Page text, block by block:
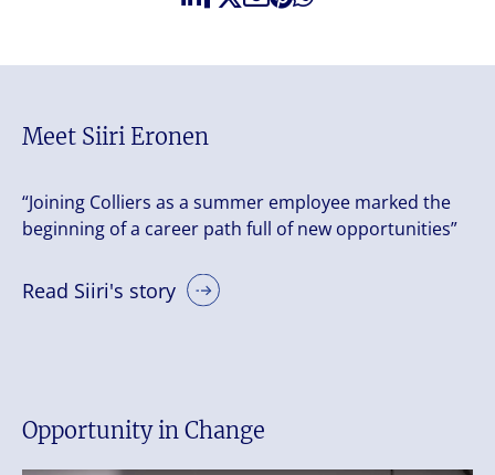
Meet Siiri Eronen
“Joining Colliers as a summer employee marked the
beginning of a career path full of new opportunities”
Read Siiri's story
Opportunity in Change